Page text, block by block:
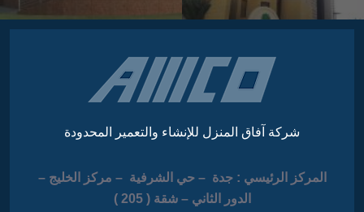
شركة آفاق المنزل للإنشاء والتعمير المحدودة
المركز الرئيسي : جدة – حي الشرفية – مركز الخليج –
الدور الثاني – شقة ( 205 )